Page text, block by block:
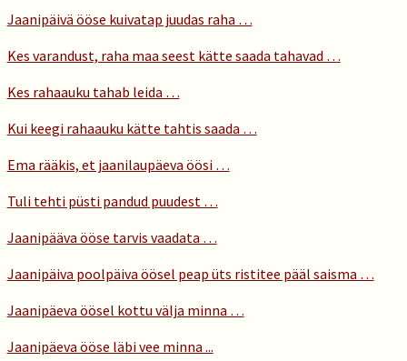
Jaanipäivä ööse kuivatap juudas raha …
Kes varandust, raha maa seest kätte saada tahavad …
Kes rahaauku tahab leida …
Kui keegi rahaauku kätte tahtis saada …
Ema rääkis, et jaanilaupäeva öösi …
Tuli tehti püsti pandud puudest …
Jaanipääva ööse tarvis vaadata …
Jaanipäiva poolpäiva öösel peap üts ristitee pääl saisma …
Jaanipäeva öösel kottu välja minna …
Jaanipäeva ööse läbi vee minna ...